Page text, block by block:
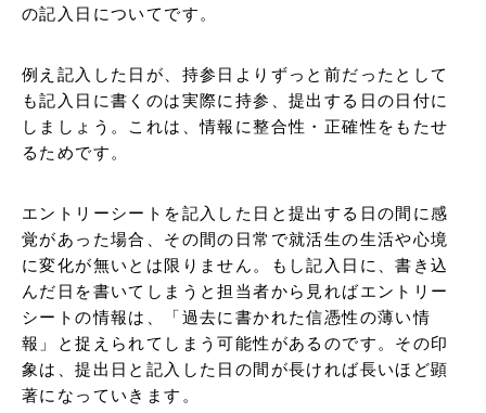
の記入日についてです。
例え記入した日が、持参日よりずっと前だったとして
も記入日に書くのは実際に持参、提出する日の日付に
しましょう。これは、情報に整合性・正確性をもたせ
るためです。
エントリーシートを記入した日と提出する日の間に感
覚があった場合、その間の日常で就活生の生活や心境
に変化が無いとは限りません。もし記入日に、書き込
んだ日を書いてしまうと担当者から見ればエントリー
シートの情報は、「過去に書かれた信憑性の薄い情
報」と捉えられてしまう可能性があるのです。その印
象は、提出日と記入した日の間が長ければ長いほど顕
著になっていきます。